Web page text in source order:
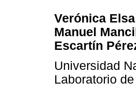
Verónica
Manuel
Escartín
Universidad
Laboratorio